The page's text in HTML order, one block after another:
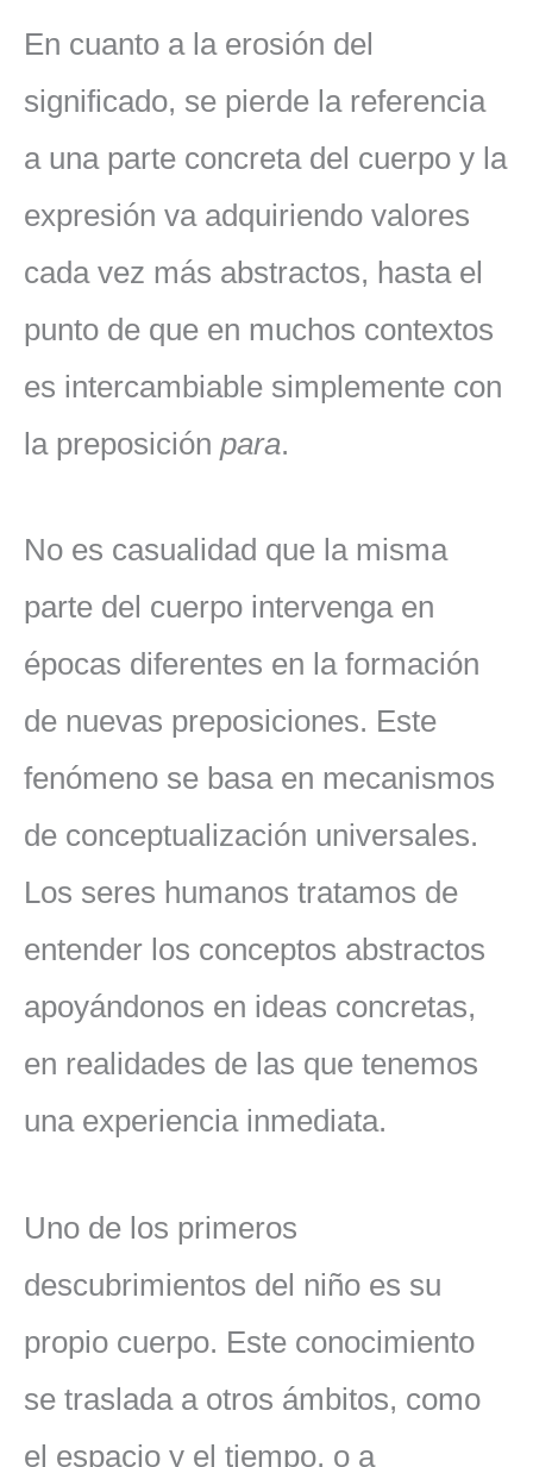
En cuanto a la erosión del
significado, se pierde la referencia
a una parte concreta del cuerpo y la
expresión va adquiriendo valores
cada vez más abstractos, hasta el
punto de que en muchos contextos
es intercambiable simplemente con
la preposición para.
No es casualidad que la misma
parte del cuerpo intervenga en
épocas diferentes en la formación
de nuevas preposiciones. Este
fenómeno se basa en mecanismos
de conceptualización universales.
Los seres humanos tratamos de
entender los conceptos abstractos
apoyándonos en ideas concretas,
en realidades de las que tenemos
una experiencia inmediata.
Uno de los primeros
descubrimientos del niño es su
propio cuerpo. Este conocimiento
se traslada a otros ámbitos, como
el espacio y el tiempo, o a